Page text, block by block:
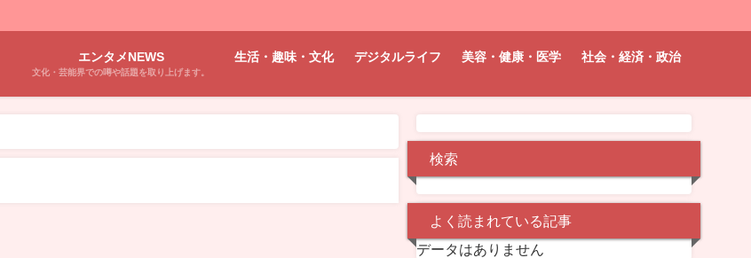
エンタメNEWS
文化・芸能界での噂や話題を取り上げます。
生活・趣味・文化 デジタルライフ 美容・健康・医学 社会・経済・政治
検索
よく読まれている記事
データはありません